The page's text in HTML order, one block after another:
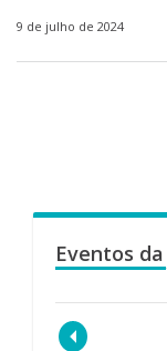
9 de julho de 2024
Eventos